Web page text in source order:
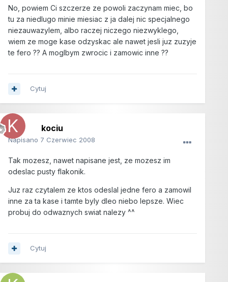
No, powiem Ci szczerze ze powoli zaczynam miec, bo
tu za niedlugo minie miesiac z ja dalej nic specjalnego
niezauwazylem, albo raczej niczego niezwyklego,
wiem ze moge kase odzyskac ale nawet jesli juz zuzyje
te fero ?? A moglbym zwrocic i zamowic inne ??
Cytuj
kociu
Napisano 7 Czerwiec 2008
Tak mozesz, nawet napisane jest, ze mozesz im
odeslac pusty flakonik.
Juz raz czytalem ze ktos odeslal jedne fero a zamowil
inne za ta kase i tamte byly dleo niebo lepsze. Wiec
probuj do odwaznych swiat nalezy ^^
Cytuj